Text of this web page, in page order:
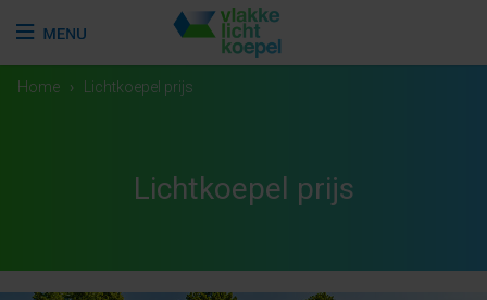
Home › Lichtkoepel prijs
Lichtkoepel prijs